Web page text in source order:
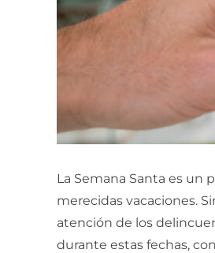
La Semana Santa es un
merecidas vacaciones.
atención de los
durante estas fechas,